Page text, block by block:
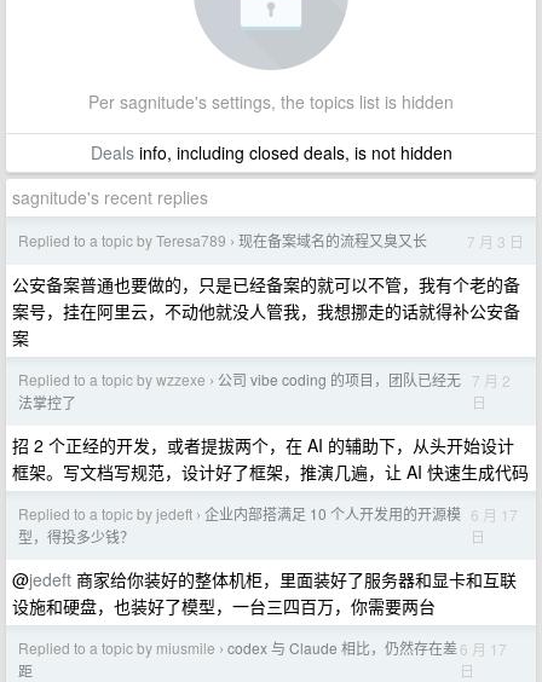
Per sagnitude's settings, the topics list is hidden
Dealsinfo, including closed deals, is not hidden
sagnitude's recent replies
Replied to a topic by Teresa789 › 现在备案域名的流程又臭又长 7 月 3 日
公安备案普通也要做的，只是已经备案的就可以不管，我有个老的备
案号，挂在阿里云，不动他就没人管我，我想挪走的话就得补公安备
案
Replied to a topic by wzzexe › 公司 vibe coding 的项目，团队已经无
法掌控了
7 月 2
日
招 2 个正经的开发，或者提拔两个，在 AI 的辅助下，从头开始设计
框架。写文档写规范，设计好了框架，推演几遍，让 AI 快速生成代码
Replied to a topic by jedeft › 企业内部搭满足 10 个人开发用的开源模
型，得投多少钱？
6 月 17
日
@jedeft 商家给你装好的整体机柜，里面装好了服务器和显卡和互联
设施和硬盘，也装好了模型，一台三四百万，你需要两台
Replied to a topic by miusmile › codex 与 Claude 相比，仍然存在差
距
6 月 17
日